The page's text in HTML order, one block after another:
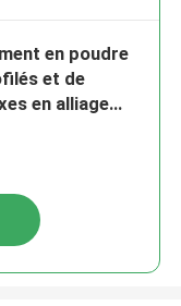
en poudre
et de
en alliage